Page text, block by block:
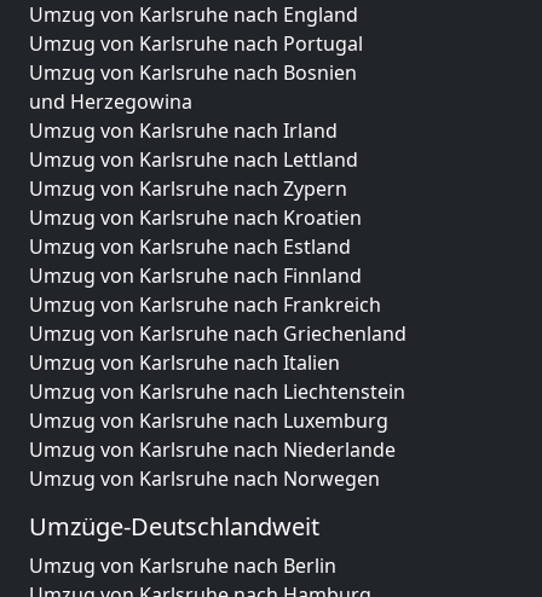
Umzug von Karlsruhe nach England
Umzug von Karlsruhe nach Portugal
Umzug von Karlsruhe nach Bosnien
und Herzegowina
Umzug von Karlsruhe nach Irland
Umzug von Karlsruhe nach Lettland
Umzug von Karlsruhe nach Zypern
Umzug von Karlsruhe nach Kroatien
Umzug von Karlsruhe nach Estland
Umzug von Karlsruhe nach Finnland
Umzug von Karlsruhe nach Frankreich
Umzug von Karlsruhe nach Griechenland
Umzug von Karlsruhe nach Italien
Umzug von Karlsruhe nach Liechtenstein
Umzug von Karlsruhe nach Luxemburg
Umzug von Karlsruhe nach Niederlande
Umzug von Karlsruhe nach Norwegen
Umzüge-Deutschlandweit
Umzug von Karlsruhe nach Berlin